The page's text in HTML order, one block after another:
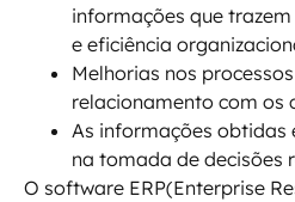
informações que
e eficiência
Melhorias nos
relacionamento com os
As informações obtidas
na tomada de decisões
O software ERP(Enterprise